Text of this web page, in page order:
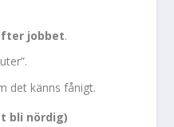
jobbet.
det känns fånigt.
bli nördig)